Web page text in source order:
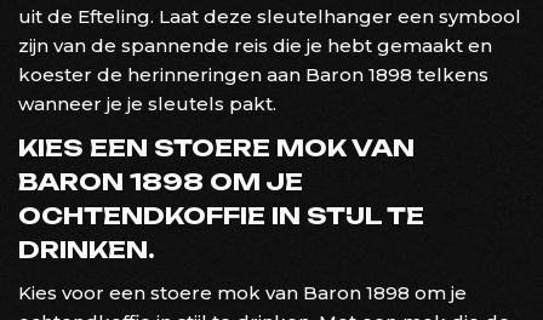
uit de Efteling. Laat deze sleutelhanger een symbool
zijn van de spannende reis die je hebt gemaakt en
koester de herinneringen aan Baron 1898 telkens
wanneer je je sleutels pakt.
KIES EEN STOERE MOK VAN
BARON 1898 OM JE
OCHTENDKOFFIE IN STIJL TE
DRINKEN.
Kies voor een stoere mok van Baron 1898 om je